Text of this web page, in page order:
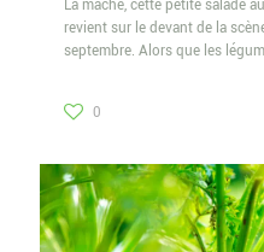
La mâche, cette petite salade
revient sur le devant de la
septembre. Alors que les
0